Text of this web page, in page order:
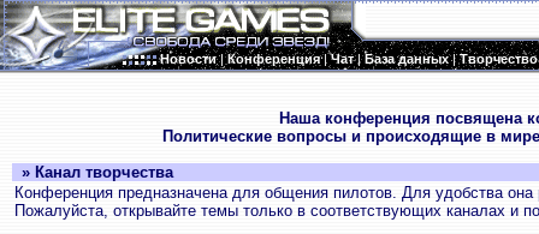
Новости|Конференция|Чат|База данных|Творчество
Наша конференция посвящена
Политические вопросы и происходящие в
» Канал творчества
Конференция предназначена для общения пилотов. Для удобства
Пожалуйста, открывайте темы только в соответствующих каналах и